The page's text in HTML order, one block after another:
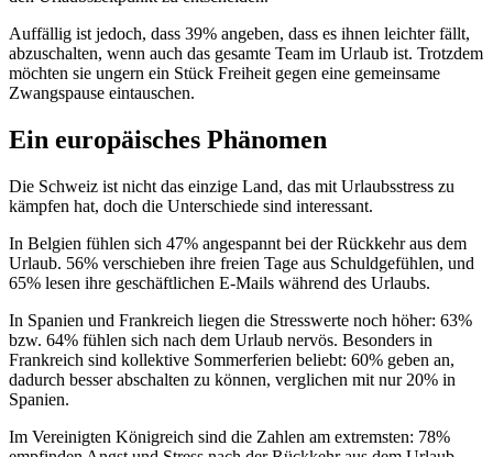
Auffällig ist jedoch, dass 39% angeben, dass es ihnen leichter fällt,
abzuschalten, wenn auch das gesamte Team im Urlaub ist. Trotzdem
möchten sie ungern ein Stück Freiheit gegen eine gemeinsame
Zwangspause eintauschen.
Ein europäisches Phänomen
Die Schweiz ist nicht das einzige Land, das mit Urlaubsstress zu
kämpfen hat, doch die Unterschiede sind interessant.
In Belgien fühlen sich 47% angespannt bei der Rückkehr aus dem
Urlaub. 56% verschieben ihre freien Tage aus Schuldgefühlen, und
65% lesen ihre geschäftlichen E-Mails während des Urlaubs.
In Spanien und Frankreich liegen die Stresswerte noch höher: 63%
bzw. 64% fühlen sich nach dem Urlaub nervös. Besonders in
Frankreich sind kollektive Sommerferien beliebt: 60% geben an,
dadurch besser abschalten zu können, verglichen mit nur 20% in
Spanien.
Im Vereinigten Königreich sind die Zahlen am extremsten: 78%